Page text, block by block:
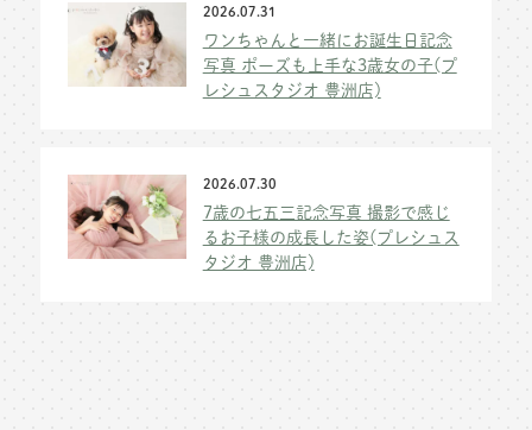
2026.07.31
ワンちゃんと一緒にお誕生日記念
写真 ポーズも上手な3歳女の子(プ
レシュスタジオ 豊洲店)
2026.07.30
7歳の七五三記念写真 撮影で感じ
るお子様の成長した姿(プレシュス
タジオ 豊洲店)